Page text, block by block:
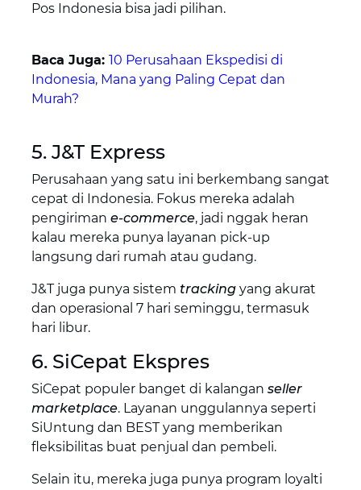
Pos Indonesia bisa jadi pilihan.
Baca Juga: 10 Perusahaan Ekspedisi di
Indonesia, Mana yang Paling Cepat dan
Murah?
5. J&T Express
Perusahaan yang satu ini berkembang sangat
cepat di Indonesia. Fokus mereka adalah
pengiriman e-commerce, jadi nggak heran
kalau mereka punya layanan pick-up
langsung dari rumah atau gudang.
J&T juga punya sistem trackingyang akurat
dan operasional 7 hari seminggu, termasuk
hari libur.
6. SiCepat Ekspres
SiCepat populer banget di kalangan seller
marketplace. Layanan unggulannya seperti
SiUntung dan BEST yang memberikan
fleksibilitas buat penjual dan pembeli.
Selain itu, mereka juga punya program loyalti